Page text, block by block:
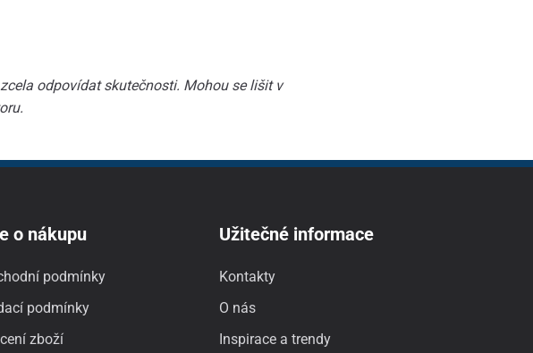
odpovídat skutečnosti. Mohou se lišit v
o nákupu
podmínky
podmínky
zboží
Užitečné informace
Kontakty
O nás
Inspirace a trendy